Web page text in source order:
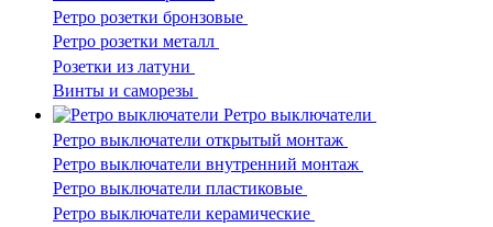
Ретро розетки бронзовые
Ретро розетки металл
Розетки из латуни
Винты и саморезы
Ретро выключатели
Ретро выключатели открытый монтаж
Ретро выключатели внутренний монтаж
Ретро выключатели пластиковые
Ретро выключатели керамические